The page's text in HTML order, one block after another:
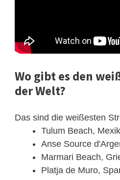
Wo gibt es den
der Welt?
Das sind die weißesten
Tulum Beach,
Anse Source
Marmari Beach,
Platja de Muro,